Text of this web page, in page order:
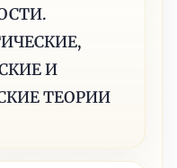
И
ТЕОРИИ